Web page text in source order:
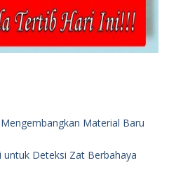
Material Baru
untuk Deteksi Zat Berbahaya